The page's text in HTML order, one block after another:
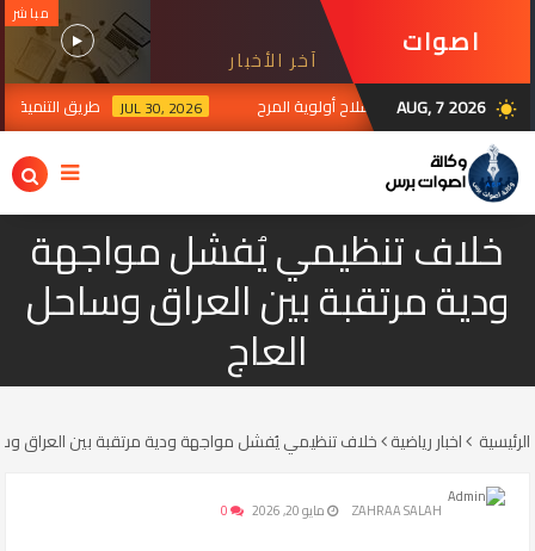
اصوات
برس
آخر الأخبار
مباشر
wb_sunny
AUG, 7 2026
جبهة الداخل... حصر السلاح أولوية المرح JUL 30, 2026 طريق التنمية..
خلاف تنظيمي يُفشل مواجهة
ودية مرتقبة بين العراق وساحل
العاج
الرئيسية اخبار رياضية خلاف تنظيمي يُفشل مواجهة ودية مرتقبة بين العراق
ZAHRAA SALAH مايو 20, 2026